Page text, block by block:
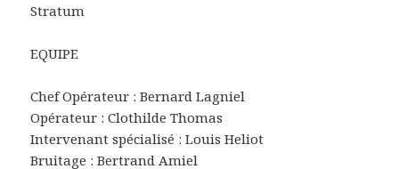
Stratum
EQUIPE
Chef Opérateur : Bernard Lagniel
Opérateur : Clothilde Thomas
Intervenant spécialisé : Louis Heliot
Bruitage : Bertrand Amiel